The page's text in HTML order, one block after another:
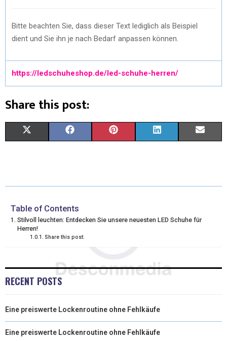
Bitte beachten Sie, dass dieser Text lediglich als Beispiel
dient und Sie ihn je nach Bedarf anpassen können.
https://ledschuheshop.de/led-schuhe-herren/
Share this post:
W
T
T
R
E
O
O
T
R
T
K
D
I
Table of Contents
Stilvoll leuchten: Entdecken Sie unsere neuesten LED Schuhe für
Herren!
Share this post:
RECENT POSTS
Eine preiswerte Lockenroutine ohne Fehlkäufe
Eine preiswerte Lockenroutine ohne Fehlkäufe